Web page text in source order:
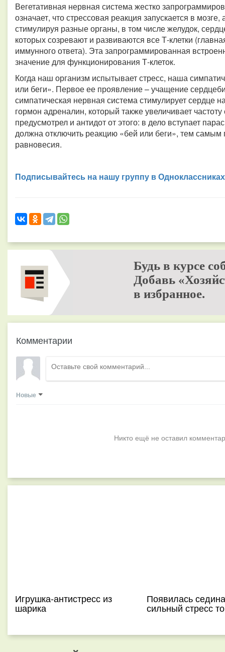
Вегетативная нервная система жестко
означает, что стрессовая реакция запускается в
стимулируя разные органы, в том числе желудок,
которых созревают и развиваются все Т-клетки
иммунного ответа). Эта запрограммированная
значение для функционирования Т-клеток.
Когда наш организм испытывает стресс, наша
или беги». Первое ее проявление – учащение
симпатическая нервная система стимулирует сердце
гормон адреналин, который также увеличивает
предусмотрел и антидот от этого: в дело вступает
должна отключить реакцию «бей или беги», тем самым
равновесия.
Подписывайтесь на нашу группу в Одноклассниках
Будь в курсе
Добавь
в избранное.
Комментарии
Новые
Никто ещё не оставил
Игрушка-антистресс из
шарика
Появилась
сильный стресс